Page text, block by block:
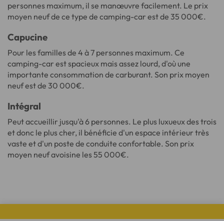
personnes maximum, il se manœuvre facilement. Le prix
moyen neuf de ce type de camping-car est de 35 000€.
Capucine
Pour les familles de 4 à 7 personnes maximum. Ce
camping-car est spacieux mais assez lourd, d'où une
importante consommation de carburant. Son prix moyen
neuf est de 30 000€.
Intégral
Peut accueillir jusqu'à 6 personnes. Le plus luxueux des trois
et donc le plus cher, il bénéficie d'un espace intérieur très
vaste et d'un poste de conduite confortable. Son prix
moyen neuf avoisine les 55 000€.